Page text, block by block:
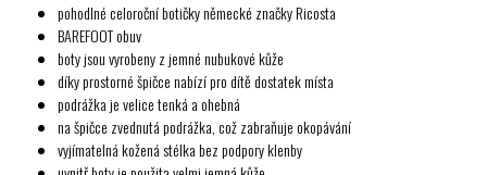
pohodlné celoroční botičky německé značky Ricosta
BAREFOOT obuv
boty jsou vyrobeny zjemné nubukové kůže
díky prostorné špičce nabízí pro dítě dostatek místa
podrážka je velice tenká a ohebná
na špičce zvednutá podrážka, což zabraňuje okopávání
vyjímatelná kožená stélka bez podpory klenby